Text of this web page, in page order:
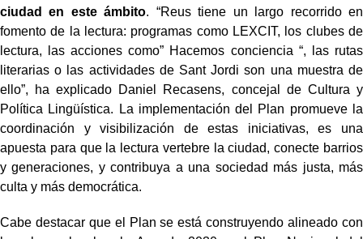
ciudad en este ámbito. “Reus tiene un largo recorrido en
fomento de la lectura: programas como LEXCIT, los clubes de
lectura, las acciones como” Hacemos conciencia “, las rutas
literarias o las actividades de Sant Jordi son una muestra de
ello”, ha explicado Daniel Recasens, concejal de Cultura y
Política Lingüística. La implementación del Plan promueve la
coordinación y visibilización de estas iniciativas, es una
apuesta para que la lectura vertebre la ciudad, conecte barrios
y generaciones, y contribuya a una sociedad más justa, más
culta y más democrática.
Cabe destacar que el Plan se está construyendo alineado con